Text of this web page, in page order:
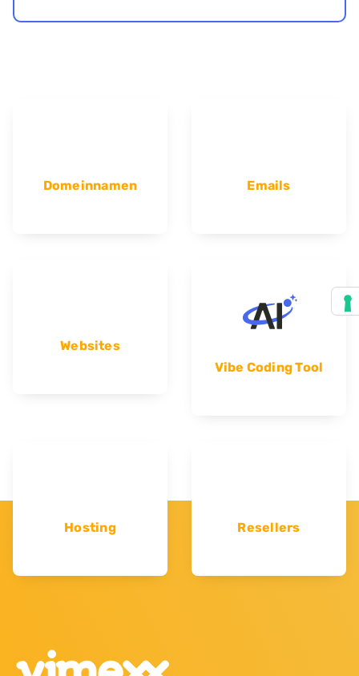
Domeinnamen Emails
Websites
Vibe Coding Tool
Hosting Resellers